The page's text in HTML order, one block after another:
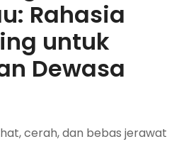
Rahasia
untuk
Dewasa
cerah, dan bebas jerawat